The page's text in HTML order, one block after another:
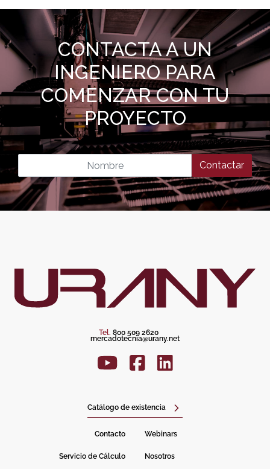
CONTACTA A UN
INGENIERO PARA
COMENZAR CON TU
PROYECTO
Contactar
Tel. 800 509 2620
mercadotecnia@urany.net
Catálogo de existencia
Contacto Webinars
Servicio de Cálculo Nosotros